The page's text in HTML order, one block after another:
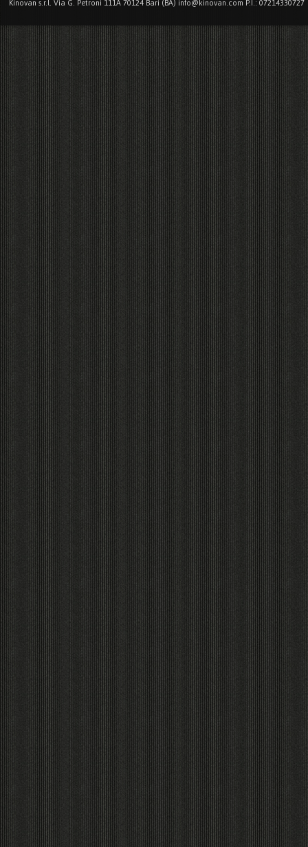
Kinovan s.r.l. Via G. Petroni 111A 70124 Bari (BA) info@kinovan.com P.I.: 07214330727